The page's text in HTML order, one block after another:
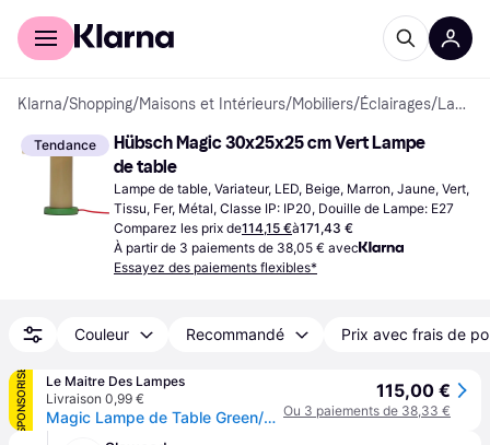
Acheter avec Klarna
Klarna/Shopping/Maisons et Intérieurs/Mobiliers/Éclairages/ Lampes de table
Tendance
Hübsch Magic 30x25x25 cm Vert Lampe
de table
Lampe de table, Variateur, LED, Beige, Marron, Jaune, Vert,
Tissu, Fer, Métal, Classe IP: IP20, Douille de Lampe: E27
Comparez les prix de114,15 €à171,43 €
À partir de 3 paiements de 38,05 € avec
Essayez des paiements flexibles*
Couleur Recommandé Prix avec frais de
SPONSORISÉ
Le Maitre Des Lampes
Livraison 0,99 €
Magic Lampe de Table Green/Olive - Hübsch - Salon / séjour - Design - Métal - À ampoule unique
115,00 €
Ou 3 paiements de 38,33 €